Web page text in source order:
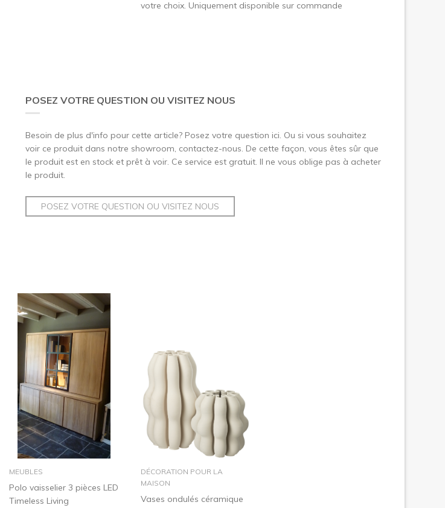
votre choix. Uniquement disponible sur commande
POSEZ VOTRE QUESTION OU VISITEZ NOUS
Besoin de plus d'info pour cette article? Posez votre question ici. Ou si vous souhaitez
voir ce produit dans notre showroom, contactez-nous. De cette façon, vous êtes sûr que
le produit est en stock et prêt à voir. Ce service est gratuit. Il ne vous oblige pas à acheter
le produit.
POSEZ VOTRE QUESTION OU VISITEZ NOUS
dans le panier
MEUBLES
Polo vaisselier 3 pièces LED
Timeless Living
dans le panier
DÉCORATION POUR LA
MAISON
Vases ondulés céramique